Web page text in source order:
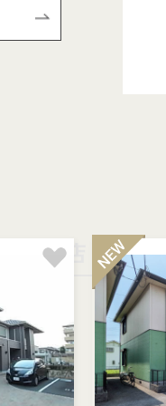
加古川店